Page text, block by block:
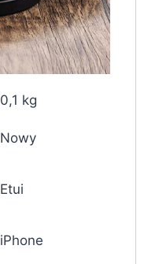
0,1 kg
Nowy
Etui
iPhone